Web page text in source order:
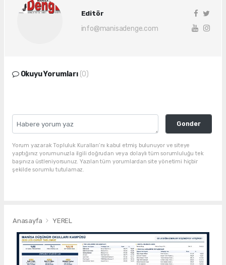
Editör
info@manisadenge.com
Okuyu Yorumları (0)
Gonder
Yorum yazarak Topluluk Kuralları’nı kabul etmiş bulunuyor ve siteye
yaptığınız yorumunuzla ilgili doğrudan veya dolaylı tüm sorumluluğu tek
başınıza üstleniyorsunuz. Yazılan tüm yorumlardan site yönetimi hiçbir
şekilde sorumlu tutulamaz.
Anasayfa YEREL